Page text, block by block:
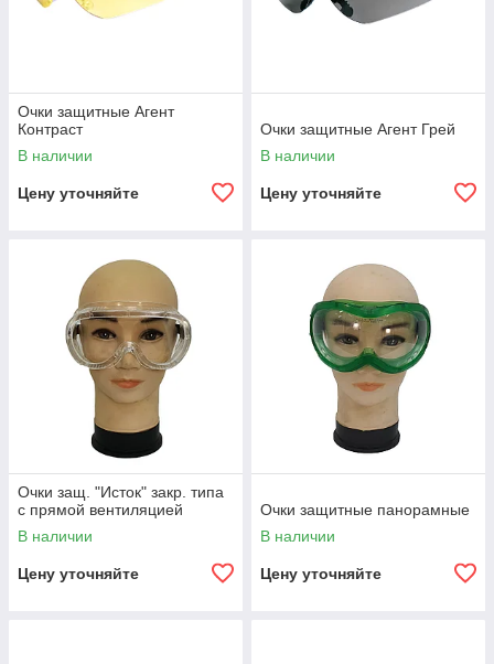
Очки защитные Агент
Контраст
В наличии
Цену уточняйте
Очки защитные Агент Грей
В наличии
Цену уточняйте
Очки защ. "Исток" закр. типа
с прямой вентиляцией
В наличии
Цену уточняйте
Очки защитные панорамные
В наличии
Цену уточняйте